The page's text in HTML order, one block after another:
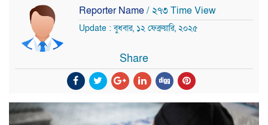
Reporter Name/ ২৭৩ Time View
Update : বুধবার, ১২ ফেব্রুয়ারি, ২০২৫
Share